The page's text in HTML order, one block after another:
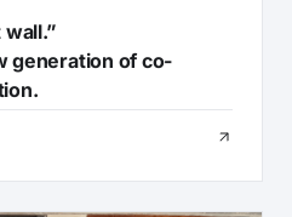
generation of co-